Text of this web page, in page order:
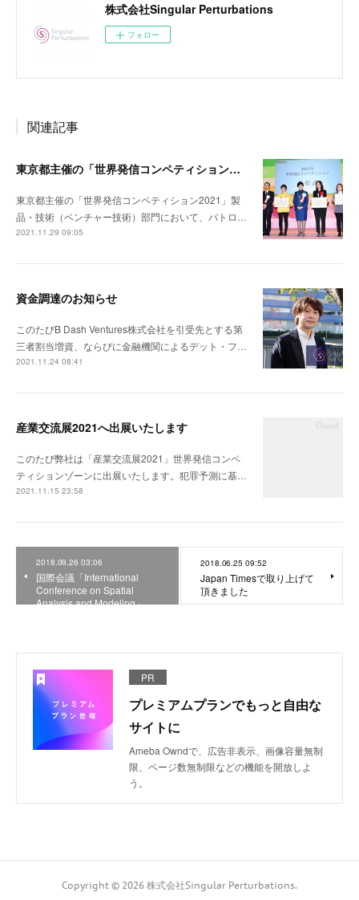
株式会社Singular Perturbations
フォロー
関連記事
東京都主催の「世界発信コンペティションでPatrol Communityが製品・技術（ベンチャー技術）部門 特別賞を受賞
東京都主催の「世界発信コンペティション2021」製
品・技術（ベンチャー技術）部門において、パトロ…
2021.11.29 09:05
資金調達のお知らせ
このたびB Dash Ventures株式会社を引受先とする第
三者割当増資、ならびに金融機関によるデット・フ…
2021.11.24 08:41
産業交流展2021へ出展いたします
このたび弊社は「産業交流展2021」世界発信コンペ
ティションゾーンに出展いたします。犯罪予測に基…
2021.11.15 23:58
2018.09.26 03:06
国際会議「International
Conference on Spatial
Analysis and Modeling」…
2018.06.25 09:52
Japan Timesで取り上げて
頂きました
PR
プレミアムプランでもっと自由な
サイトに
Ameba Owndで、広告非表示、画像容量無制
限、ページ数無制限などの機能を開放しよ
う。
Copyright © 2026 株式会社Singular Perturbations.